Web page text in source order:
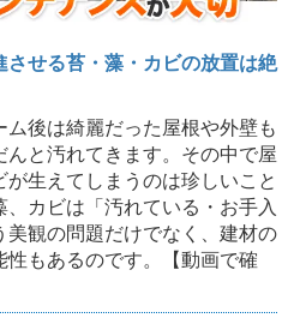
させる苔・藻・カビの放置は絶
後は綺麗だった屋根や外壁も
んと汚れてきます。その中で屋
生えてしまうのは珍しいこと
カビは「汚れている・お手入
美観の問題だけでなく、建材の
もあるのです。【動画で確